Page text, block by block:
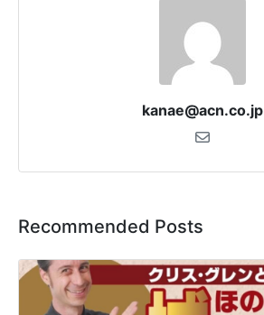
kanae@acn.co.jp
Recommended Posts